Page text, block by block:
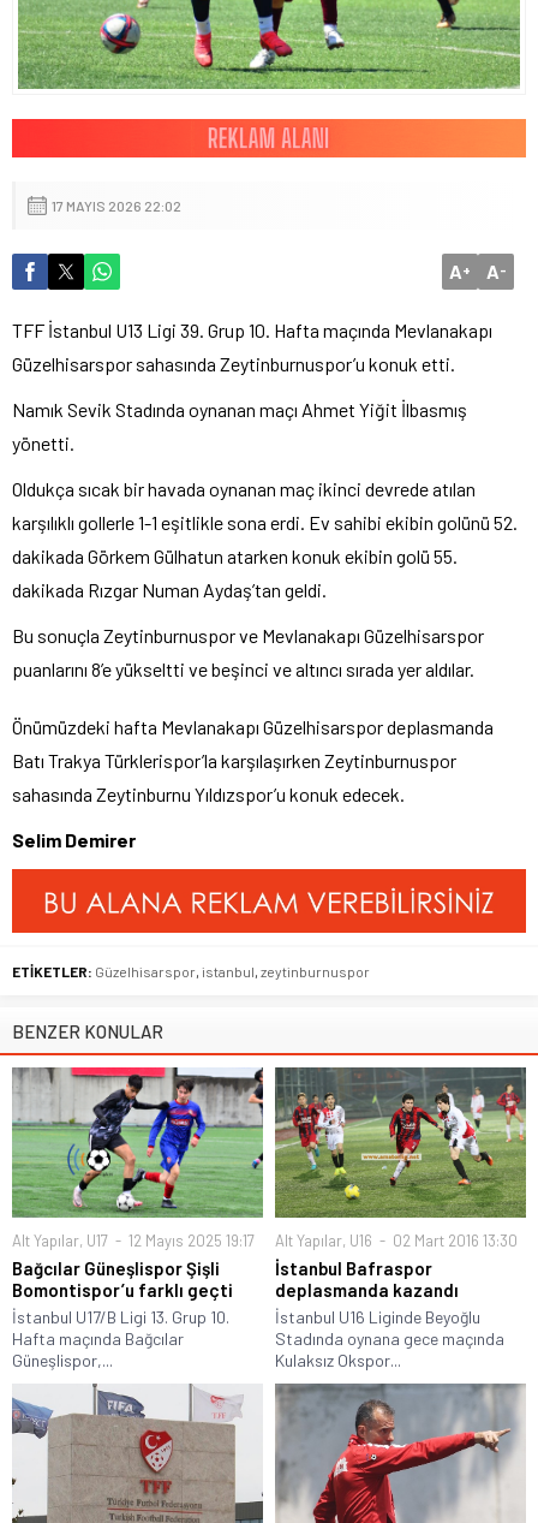
17 MAYIS 2026 22:02
A+ A-
TFF İstanbul U13 Ligi 39. Grup 10. Hafta maçında Mevlanakapı
Güzelhisarspor sahasında Zeytinburnuspor’u konuk etti.
Namık Sevik Stadında oynanan maçı Ahmet Yiğit İlbasmış
yönetti.
Oldukça sıcak bir havada oynanan maç ikinci devrede atılan
karşılıklı gollerle 1-1 eşitlikle sona erdi. Ev sahibi ekibin golünü 52.
dakikada Görkem Gülhatun atarken konuk ekibin golü 55.
dakikada Rızgar Numan Aydaş’tan geldi.
Bu sonuçla Zeytinburnuspor ve Mevlanakapı Güzelhisarspor
puanlarını 8’e yükseltti ve beşinci ve altıncı sırada yer aldılar.
Önümüzdeki hafta Mevlanakapı Güzelhisarspor deplasmanda
Batı Trakya Türklerispor’la karşılaşırken Zeytinburnuspor
sahasında Zeytinburnu Yıldızspor’u konuk edecek.
Selim Demirer
ETİKETLER: Güzelhisarspor istanbul zeytinburnuspor
BENZER KONULAR
Alt Yapılar, U17 12 Mayıs 2025 19:17
Bağcılar Güneşlispor Şişli
Bomontispor’u farklı geçti
İstanbul U17/B Ligi 13. Grup 10.
Hafta maçında Bağcılar
Güneşlispor,...
Alt Yapılar, U16 02 Mart 2016 13:30
İstanbul Bafraspor
deplasmanda kazandı
İstanbul U16 Liginde Beyoğlu
Stadında oynana gece maçında
Kulaksız Okspor...